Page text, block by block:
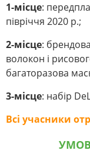
1-місце:
півріччя 2020 р.;
2-місце:
волокон і
багаторазова
3-місце: набір
Всі учасники